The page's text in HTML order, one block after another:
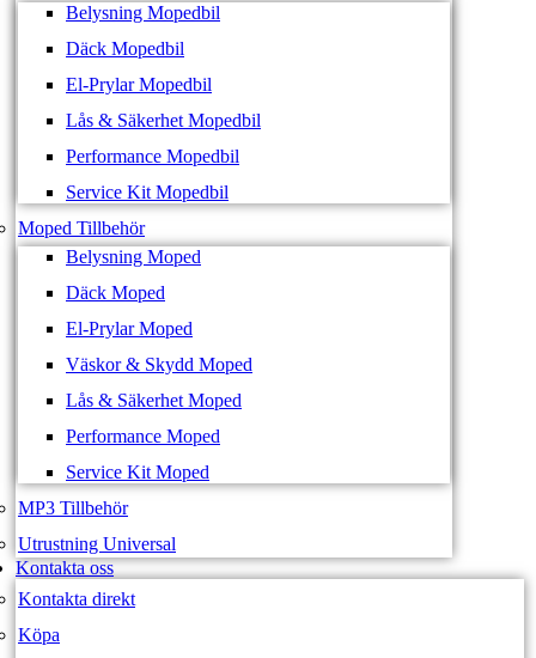
Belysning Mopedbil
Däck Mopedbil
El-Prylar Mopedbil
Lås & Säkerhet Mopedbil
Performance Mopedbil
Service Kit Mopedbil
Moped Tillbehör
Belysning Moped
Däck Moped
El-Prylar Moped
Väskor & Skydd Moped
Lås & Säkerhet Moped
Performance Moped
Service Kit Moped
MP3 Tillbehör
Utrustning Universal
Kontakta oss
Kontakta direkt
Köpa